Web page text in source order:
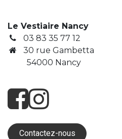
Le Vestiaire Nancy
03 83 35 77 12
30 rue Gambetta
​ 54000 Nancy
Contactez-nous